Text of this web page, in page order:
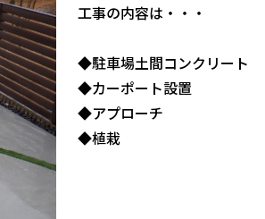
工事の内容は・・・
◆駐車場土間コンクリート
◆カーポート設置
◆アプローチ
◆植栽